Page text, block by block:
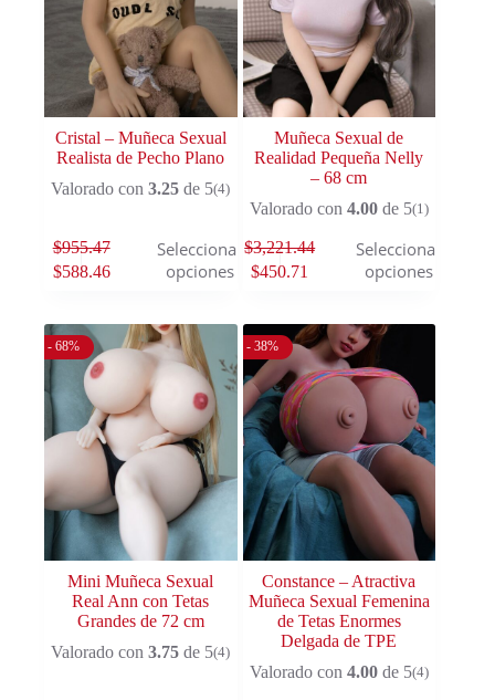
Cristal – Muñeca Sexual
Realista de Pecho Plano
Valorado con3.25 de 5(4)
$955.47
$588.46
Seleccionar
opciones
Muñeca Sexual de
Realidad Pequeña Nelly
– 68 cm
Valorado con 4.00de 5(1)
$3,221.44
$450.71
Seleccionar
opciones
- 68%
Mini Muñeca Sexual
Real Ann con Tetas
Grandes de 72 cm
Valorado con3.75 de 5(4)
- 38%
Constance – Atractiva
Muñeca Sexual Femenina
de Tetas Enormes
Delgada de TPE
Valorado con 4.00de 5(4)